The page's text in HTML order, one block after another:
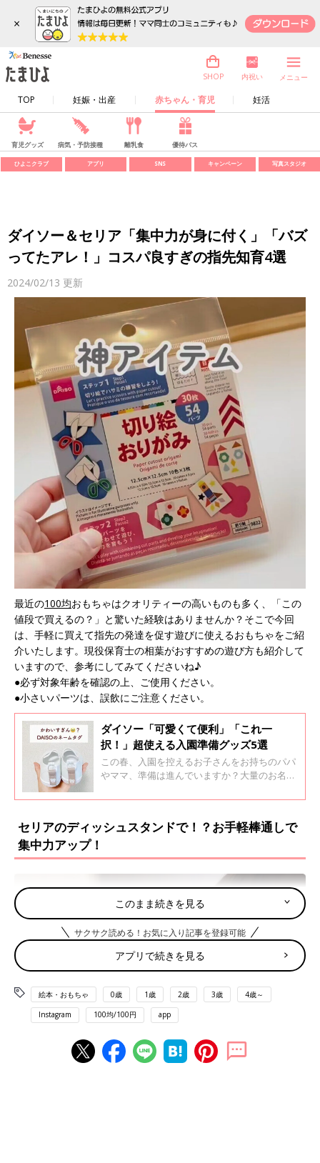
×
TOP 妊娠・出産 赤ちゃん・育児 妊活
SHOP 内祝い メニュー
育児グッズ 病気・予防接種 離乳食 優待パス
ひよこクラブ アプリ SNS キャンペーン 写真スタジオ
ダイソー＆セリア「集中力が身に付く」「バズ
ってたアレ！」コスパ良すぎの指先知育4選
2024/02/13 更新
最近の100均おもちゃはクオリティーの高いものも多く、「この
値段で買えるの？」と驚いた経験はありませんか？そこで今回
は、手軽に買えて指先の発達を促す遊びに使えるおもちゃをご紹
介いたします。現役保育士の相葉がおすすめの遊び方も紹介して
いますので、参考にしてみてくださいね♪
●必ず対象年齢を確認の上、ご使用ください。
●小さいパーツは、誤飲にご注意ください。
ダイソー「可愛くて便利」「これ一
択！」超使える入園準備グッズ5選
この春、入園を控えるお子さんをお持ちのパパ
やママ、準備は進んでいますか？大量のお名前
ージの強い入園準備ですが、ダイソーはそんな
ムを取り入れつつ、楽しく準備しちゃいましょ
セリアのディッシュスタンドで！？お手軽棒通しで
集中力アップ！
このまま続きを見る
サクサク読める！お気に入り記事を登録可能
アプリで続きを見る
絵本・おもちゃ 0歳 1歳 2歳 3歳 4歳～
Instagram 100均/100円 app